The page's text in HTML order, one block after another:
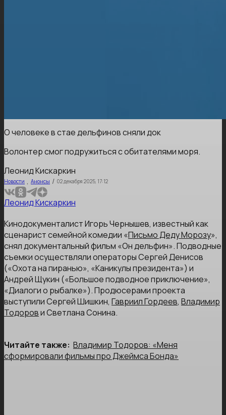
О человеке в стае дельфинов сняли док
Волонтер смог подружиться с обитателями моря.
Леонид Кискаркин
Новости , Анонсы / 02 декабря 2025, 17:12
Леонид Кискаркин
Кинодокументалист Игорь Чернышев, известный как
сценарист семейной комедии «Письмо Деду Морозу»,
снял документальный фильм «Он дельфин». Подводные
съемки осуществляли операторы Сергей Денисов
(«Охота на пиранью», «Каникулы президента») и
Андрей Щукин («Большое подводное приключение»,
«Диалоги о рыбалке»). Продюсерами проекта
выступили Сергей Шишкин, Гавриил Гордеев, Владимир
Тодорови Светлана Сонина.
Читайте также: Владимир Тодоров: «Меня
сформировали фильмы про Джеймса Бонда»